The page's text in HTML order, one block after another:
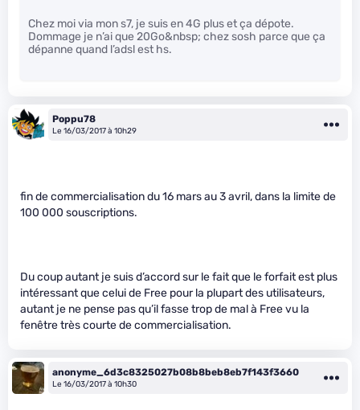
Chez moi via mon s7, je suis en 4G plus et ça dépote.
Dommage je n’ai que 20Go&nbsp; chez sosh parce que ça
dépanne quand l’adsl est hs.
Poppu78
Le 16/03/2017 à 10h29
fin de commercialisation du 16 mars au 3 avril, dans la limite de
100 000 souscriptions.
Du coup autant je suis d’accord sur le fait que le forfait est plus
intéressant que celui de Free pour la plupart des utilisateurs,
autant je ne pense pas qu’il fasse trop de mal à Free vu la
fenêtre très courte de commercialisation.
anonyme_6d3c8325027b08b8beb8eb7f143f3660
Le 16/03/2017 à 10h30